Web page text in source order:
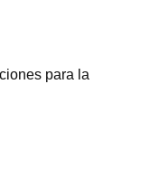
para la